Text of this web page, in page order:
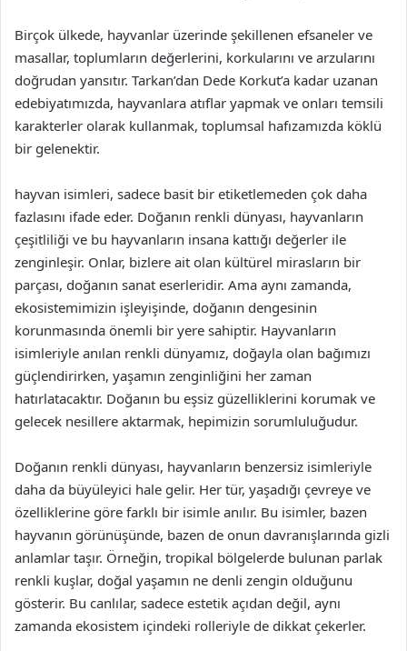
Birçok ülkede, hayvanlar üzerinde şekillenen efsaneler ve
masallar, toplumların değerlerini, korkularını ve arzularını
doğrudan yansıtır. Tarkan’dan Dede Korkut’a kadar uzanan
edebiyatımızda, hayvanlara atıflar yapmak ve onları temsili
karakterler olarak kullanmak, toplumsal hafızamızda köklü
bir gelenektir.
hayvan isimleri, sadece basit bir etiketlemeden çok daha
fazlasını ifade eder. Doğanın renkli dünyası, hayvanların
çeşitliliği ve bu hayvanların insana kattığı değerler ile
zenginleşir. Onlar, bizlere ait olan kültürel mirasların bir
parçası, doğanın sanat eserleridir. Ama aynı zamanda,
ekosistemimizin işleyişinde, doğanın dengesinin
korunmasında önemli bir yere sahiptir. Hayvanların
isimleriyle anılan renkli dünyamız, doğayla olan bağımızı
güçlendirirken, yaşamın zenginliğini her zaman
hatırlatacaktır. Doğanın bu eşsiz güzelliklerini korumak ve
gelecek nesillere aktarmak, hepimizin sorumluluğudur.
Doğanın renkli dünyası, hayvanların benzersiz isimleriyle
daha da büyüleyici hale gelir. Her tür, yaşadığı çevreye ve
özelliklerine göre farklı bir isimle anılır. Bu isimler, bazen
hayvanın görünüşünde, bazen de onun davranışlarında gizli
anlamlar taşır. Örneğin, tropikal bölgelerde bulunan parlak
renkli kuşlar, doğal yaşamın ne denli zengin olduğunu
gösterir. Bu canlılar, sadece estetik açıdan değil, aynı
zamanda ekosistem içindeki rolleriyle de dikkat çekerler.